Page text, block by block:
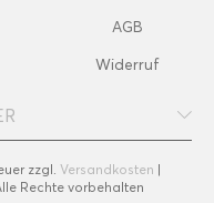
AGB
Widerruf
zzgl. Versandkosten |
Rechte vorbehalten